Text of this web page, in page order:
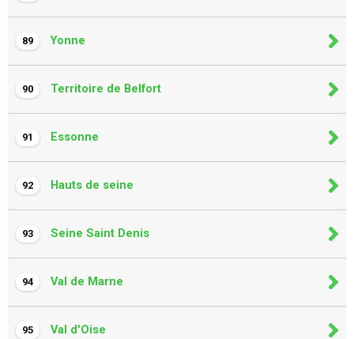
89 Yonne
90 Territoire de Belfort
91 Essonne
92 Hauts de seine
93 Seine Saint Denis
94 Val de Marne
95 Val d'Oise